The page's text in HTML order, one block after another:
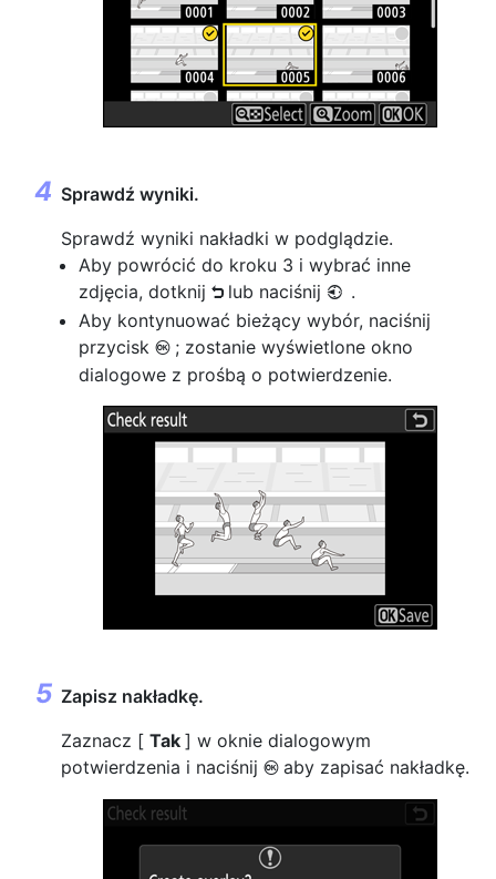
Sprawdź wyniki.
Sprawdź wyniki nakładki w podglądzie.
Aby powrócić do kroku 3 i wybrać inne
zdjęcia, dotknij Z lub naciśnij 4 .
Aby kontynuować bieżący wybór, naciśnij
przycisk J ; zostanie wyświetlone okno
dialogowe z prośbą o potwierdzenie.
Zapisz nakładkę.
Zaznacz [ Tak ] w oknie dialogowym
potwierdzenia i naciśnij J aby zapisać nakładkę.